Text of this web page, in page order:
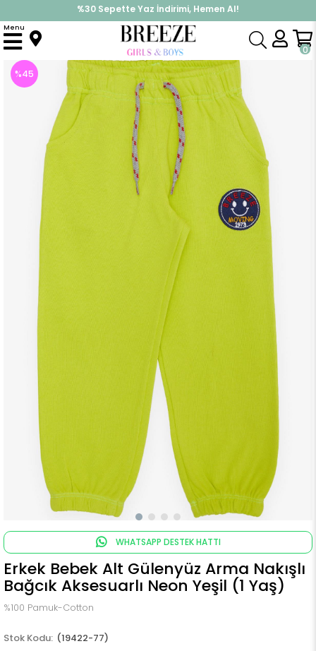
%30 Sepette Yaz İndirimi, Hemen Al!
İndirimlere ek %10 İndirimi Kap, Hemen Üye Ol!
0
Menu
Anasayfa Alt Giyim Eşofman Altı Erkek Bebek Alt Gülenyüz Arma Nakışlı Bağcık Aksesuarlı Neon Yeşil (1 Yaş)
%45
WHATSAPP DESTEK HATTI
Erkek Bebek Alt Gülenyüz Arma Nakışlı
Bağcık Aksesuarlı Neon Yeşil (1 Yaş)
%100 Pamuk-Cotton
(19422-77)